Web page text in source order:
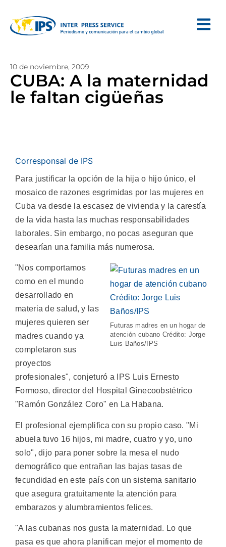
10 de noviembre, 2009
CUBA: A la maternidad
le faltan cigüeñas
Corresponsal de IPS
Para justificar la opción de la hija o hijo único, el
mosaico de razones esgrimidas por las mujeres en
Cuba va desde la escasez de vivienda y la carestía
de la vida hasta las muchas responsabilidades
laborales. Sin embargo, no pocas aseguran que
desearían una familia más numerosa.
Futuras madres en un hogar de
atención cubano Crédito: Jorge
Luis Baños/IPS
"Nos comportamos
como en el mundo
desarrollado en
materia de salud, y las
mujeres quieren ser
madres cuando ya
completaron sus
proyectos
profesionales", conjeturó a IPS Luis Ernesto
Formoso, director del Hospital Ginecoobstétrico
"Ramón González Coro" en La Habana.
El profesional ejemplifica con su propio caso. "Mi
abuela tuvo 16 hijos, mi madre, cuatro y yo, uno
solo", dijo para poner sobre la mesa el nudo
demográfico que entrañan las bajas tasas de
fecundidad en este país con un sistema sanitario
que asegura gratuitamente la atención para
embarazos y alumbramientos felices.
"A las cubanas nos gusta la maternidad. Lo que
pasa es que ahora planifican mejor el momento de